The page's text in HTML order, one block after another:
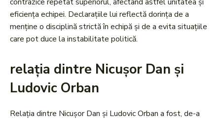
contrazice repetat superiorul, afectând astfel unitatea și
eficiența echipei. Declarațiile lui reflectă dorința de a
menține o disciplină strictă în echipă și de a evita situațiile
care pot duce la instabilitate politică.
relația dintre Nicușor Dan și
Ludovic Orban
Relația dintre Nicușor Dan și Ludovic Orban a fost, de-a